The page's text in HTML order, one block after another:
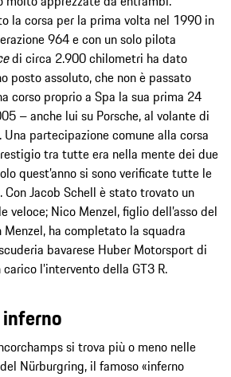
la corsa per la prima volta nel 1990 in
964 e con un solo pilota
di circa 2.900 chilometri ha dato
posto assoluto, che non è passato
corso proprio a Spa la sua prima 24
– anche lui su Porsche, al volante di
Una partecipazione comune alla corsa
tra tutte era nella mente dei due
quest’anno si sono verificate tutte le
Con Jacob Schell è stato trovato un
veloce; Nico Menzel, figlio dell’asso del
ha completato la squadra
bavarese Huber Motorsport di
l’intervento della GT3 R.
si trova più o meno nelle
Nürburgring, il famoso «inferno